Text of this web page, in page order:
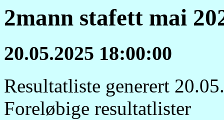
2mann stafett mai
20.05.2025 18:00:00
Resultatliste generert
Foreløbige resultatlister